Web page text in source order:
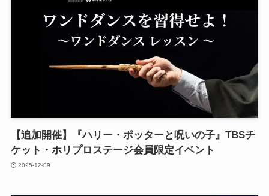
【追加開催】『ハリー・ポッターと呪いの子』TBSチ
ケット・ホリプロステージ会員限定イベント
2025-12-09